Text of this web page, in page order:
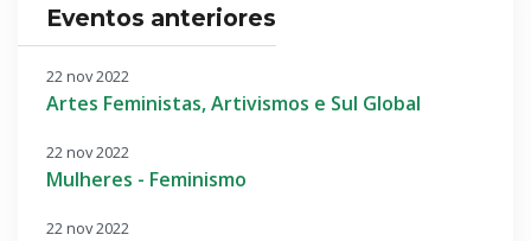
Eventos anteriores
22 nov 2022
Artes Feministas, Artivismos e Sul Global
22 nov 2022
Mulheres - Feminismo
22 nov 2022